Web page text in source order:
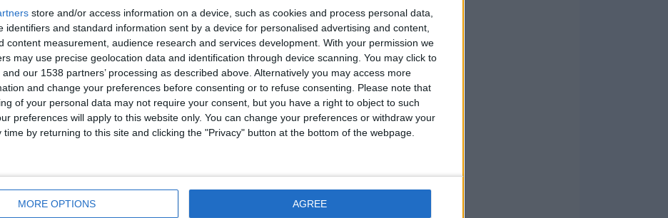
store and/or access information on a device, such as cookies and process personal data,
identifiers and standard information sent by a device for personalised advertising and content,
content measurement, audience research and services development. With your permission we
may use precise geolocation data and identification through device scanning. You may click to
our 1538 partners’ processing as described above. Alternatively you may access more
and change your preferences before consenting or to refuse consenting.
Please note that
of your personal data may not require your consent, but you have a right to object to such
preferences will apply to this website only. You can change your preferences or withdraw your
time by returning to this site and clicking the "Privacy" button at the bottom of the webpage.
MORE OPTIONS AGREE
ANTALL KAMPER PER UKEDAG
ONSDAG
-
- %
TORSDAG
-
- %
FREDAG
1
5%
LØRDAG
7
35%
SØNDAG
6
30%
1 2